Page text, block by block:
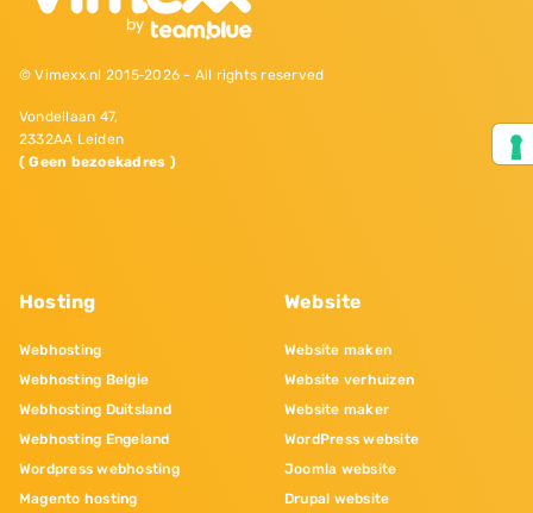
© Vimexx.nl 2015‐2026 - All rights reserved
Vondellaan 47,
2332AA Leiden
( Geen bezoekadres )
Hosting
Webhosting
Webhosting Belgie
Webhosting Duitsland
Webhosting Engeland
Wordpress webhosting
Magento hosting
Website
Website maken
Website verhuizen
Website maker
WordPress website
Joomla website
Drupal website